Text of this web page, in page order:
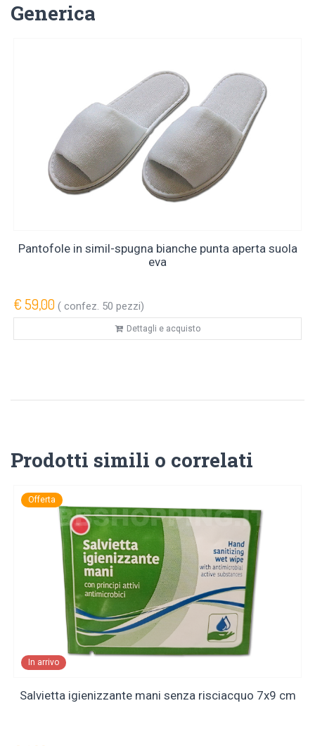
Generica
Pantofole in simil-spugna bianche punta aperta suola
eva
€ 59,00 ( confez. 50 pezzi)
Dettagli e acquisto
Prodotti simili o correlati
Offerta
In arrivo
Salvietta igienizzante mani senza risciacquo 7x9 cm